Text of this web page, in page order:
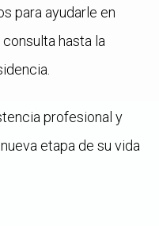
para ayudarle en
hasta la
profesional y
etapa de su vida